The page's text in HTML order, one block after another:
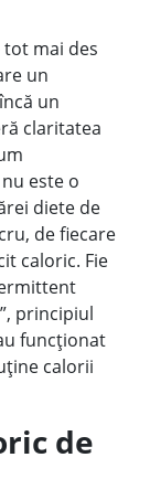
mai des
un
un
claritatea
este o
diete de
de fiecare
caloric. Fie
principiul
funcționat
calorii
de